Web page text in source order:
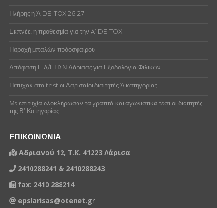
Πλήρης η Ά DE-TOX 26-27
Εκπνέει η προθεσμία για την A’ DE-TOX
Παροχή μπαλών ποδοσφαίρου
Απόφαση Ε.Δ/ΕΠΣΝ Λάρισας για Εξοδολόγια Φιλικών
Πέτυχαν στα test οι Λαρισαίοι διαιτητές Ά κατηγορίας
Με επιτυχία ολοκλήρωσαν τα γραπτά και αγωνιστικά τεστ οι διαιτητές
της Β’ Κατηγορίας
ΕΠΙΚΟΙΝΩΝΙΑ
Αδριανού 12, Τ.Κ. 41223 Λάρισα
2410288241 & 2410288243
fax: 2410 288214
epslarisas@otenet.gr